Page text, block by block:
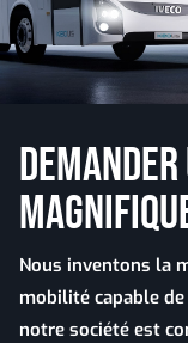
Nous inventons la
mobilité capable
notre société est